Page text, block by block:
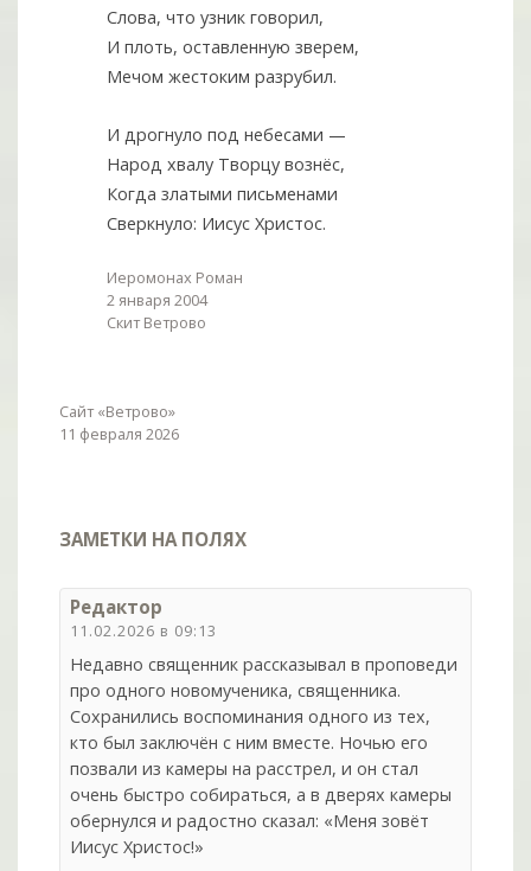
Слова, что узник говорил,
И плоть, оставленную зверем,
Мечом жестоким разрубил.
И дрогнуло под небесами —
Народ хвалу Творцу вознёс,
Когда златыми письменами
Сверкнуло: Иисус Христос.
Иеромонах Роман
2 января 2004
Скит Ветрово
Сайт «Ветрово»
11 февраля 2026
ЗАМЕТКИ НА ПОЛЯХ
Редактор
11.02.2026 в 09:13
Недавно священник рассказывал в проповеди
про одного новомученика, священника.
Сохранились воспоминания одного из тех,
кто был заключён с ним вместе. Ночью его
позвали из камеры на расстрел, и он стал
очень быстро собираться, а в дверях камеры
обернулся и радостно сказал: «Меня зовёт
Иисус Христос!»